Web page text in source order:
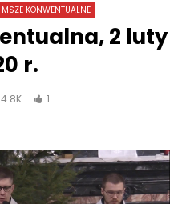
MSZE KONWENTUALNE
2 luty
r.
4.8K 1